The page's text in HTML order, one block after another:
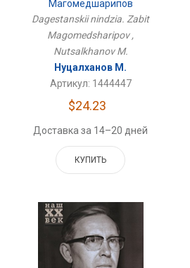
Магомедшарипов
Dagestanskii nindzia. Zabit
Magomedsharipov ,
Nutsalkhanov M.
Нуцалханов М.
Артикул: 1444447
$24.23
Доставка за 14–20 дней
КУПИТЬ